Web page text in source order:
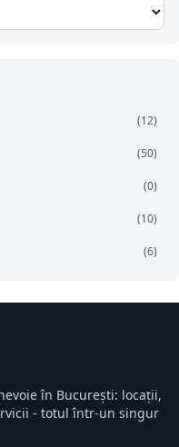
(12)
(50)
(0)
(10)
(6)
în București: locații,
- totul într-un singur